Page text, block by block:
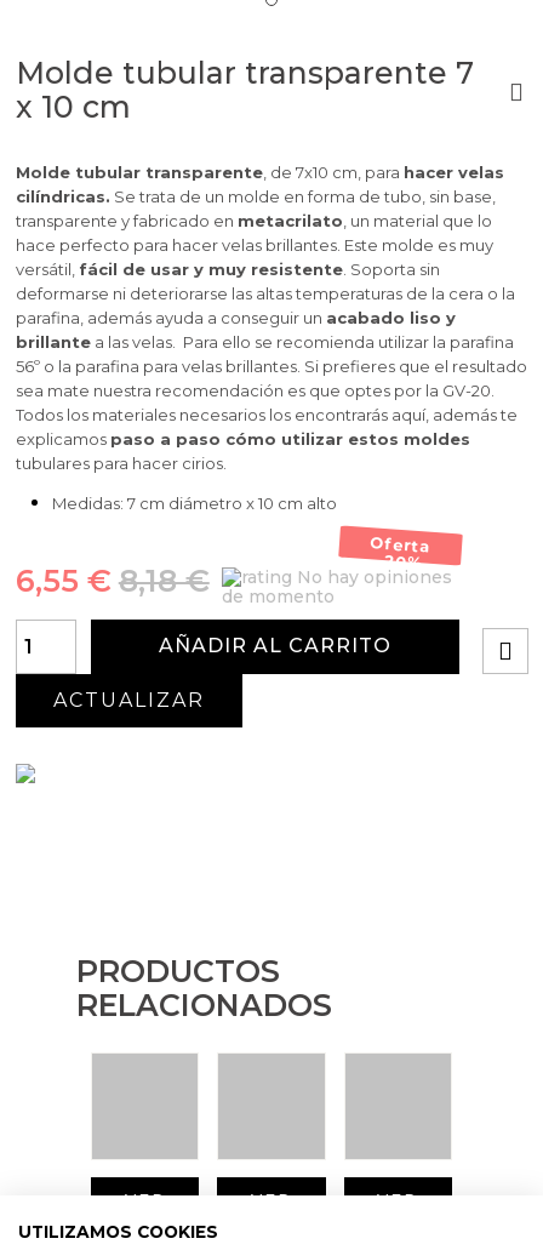
Molde tubular transparente 7
x 10 cm
Molde tubular transparente, de 7x10 cm, para hacer velas
cilíndricas. Se trata de un molde en forma de tubo, sin base,
transparente y fabricado en metacrilato , un material que lo
hace perfecto para hacer velas brillantes. Este molde es muy
versátil, fácil de usar y muy resistente. Soporta sin
deformarse ni deteriorarse las altas temperaturas de la cera o la
parafina, además ayuda a conseguir un acabado liso y
brillantea las velas. Para ello se recomienda utilizar la parafina
56º o la parafina para velas brillantes. Si prefieres que el resultado
sea mate nuestra recomendación es que optes por la GV-20.
Todos los materiales necesarios los encontrarás aquí, además te
explicamos paso a paso cómo utilizar estos moldes
tubulares para hacer cirios.
Medidas: 7 cm diámetro x 10 cm alto
Oferta
-20%
8,18 €
6,55 €
No hay opiniones
de momento
AÑADIR AL CARRITO
PRODUCTOS
RELACIONADOS
VER
VER
VER
UTILIZAMOS COOKIES